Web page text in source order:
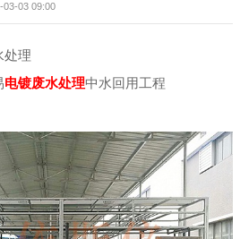
03 09:00
处理
电镀废水处理中水回用工程